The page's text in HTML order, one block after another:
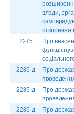
влади,
створення
2275
Про
2285-д
Про
2285-д
Про
2285-д
Про